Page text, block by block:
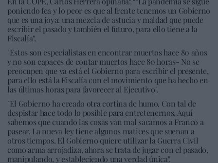
poniendo fea y lo peor es que al frente tenemos un Gobierno
que es una joya: una mezcla de astucia y maldad que puede
escribir el pasado y también el futuro, para ello tiene a la
Fiscalía".
"Estos son especialistas en encontrar muertos hace 80 años
y no son capaces de contar muertos hace 80 horas- No se
preocupen que ya está el Gobierno para escribir el presente,
para ello está la Fiscalía con el movimiento que ha hecho en
las últimas horas para favorecer al Ejecutivo".
"El Gobierno ha creado otra cortina de humo. Con tal de
despistar hace todo lo posible para entretenernos. Aquí
sabemos que cuando las cosas van mal sacamos a Franco a
pasear. La nueva ley tiene algunos matices que suenan a
otros tiempos. El Gobierno quiere utilizar la Guerra Civil
como arma arrojadiza, ahora se trata de jugar con el pasado,
manipulando, y estableciendo una verdad única".